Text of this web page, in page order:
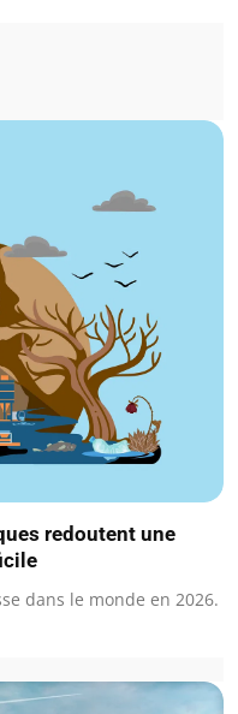
redoutent une
dans le monde en 2026.